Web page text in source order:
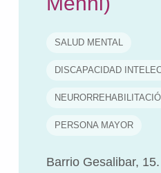
SALUD MENTAL
DISCAPACIDAD
PERSONA MAYOR
Barrio Gesalibar, 15.